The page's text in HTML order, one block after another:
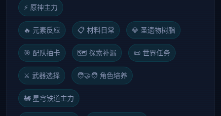
⚡ 原神主力
🔥 元素反应 📋 材料日常 💎 圣遗物树脂
🎯 配队抽卡 🗺️ 探索补漏 📜 世界任务
⚔️ 武器选择 🧑🤝🧑 角色培养
🚂 星穹铁道主力